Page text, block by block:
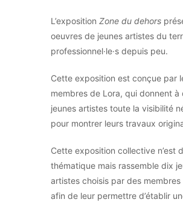
L’exposition Zone du dehors
oeuvres de jeunes artistes du
professionnel·le·s depuis peu.
Cette exposition est conçue par
membres de Lora, qui donnent à
jeunes artistes toute la visibilité
pour montrer leurs travaux
Cette exposition collective n’est
thématique mais rassemble dix
artistes choisis par des membres
afin de leur permettre d’établir